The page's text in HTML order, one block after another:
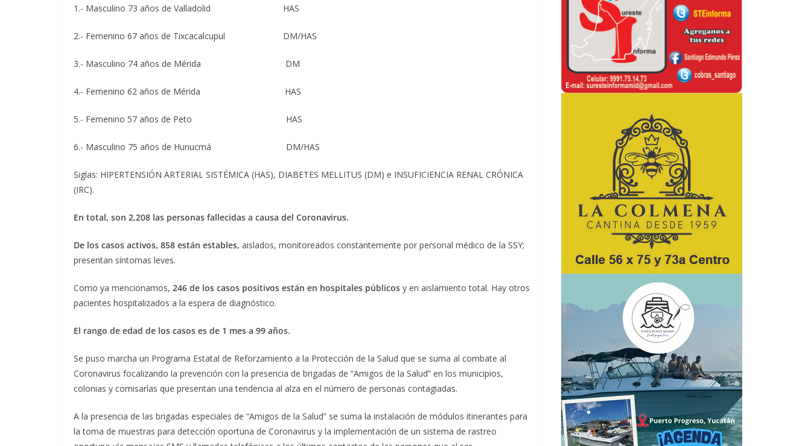
1.- Masculino 73 años de Valladolid HAS
2.- Femenino 67 años de Tixcacalcupul DM/HAS
3.- Masculino 74 años de Mérida DM
4.- Femenino 62 años de Mérida HAS
5.- Femenino 57 años de Peto HAS
6.- Masculino 75 años de Hunucmá DM/HAS
Siglas: HIPERTENSIÓN ARTERIAL SISTÉMICA (HAS), DIABETES MELLITUS (DM) e INSUFICIENCIA RENAL CRÓNICA
(IRC).
En total, son 2,208 las personas fallecidas a causa del Coronavirus.
De los casos activos, 858 están estables, aislados, monitoreados constantemente por personal médico de la SSY;
presentan síntomas leves.
Como ya mencionamos, 246 de los casos positivos están en hospitales públicos y en aislamiento total. Hay otros
pacientes hospitalizados a la espera de diagnóstico.
El rango de edad de los casos es de 1 mes a 99 años.
Se puso marcha un Programa Estatal de Reforzamiento a la Protección de la Salud que se suma al combate al
Coronavirus focalizando la prevención con la presencia de brigadas de “Amigos de la Salud” en los municipios,
colonias y comisarías que presentan una tendencia al alza en el número de personas contagiadas.
A la presencia de las brigadas especiales de “Amigos de la Salud” se suma la instalación de módulos itinerantes para
la toma de muestras para detección oportuna de Coronavirus y la implementación de un sistema de rastreo